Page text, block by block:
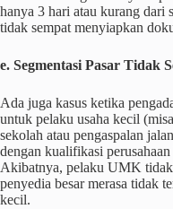
hanya 3 hari atau kurang dari
tidak sempat menyiapkan
e. Segmentasi Pasar Tidak
Ada juga kasus ketika
untuk pelaku usaha kecil
sekolah atau pengaspalan
dengan kualifikasi
Akibatnya, pelaku UMK tidak
penyedia besar merasa tidak
kecil.